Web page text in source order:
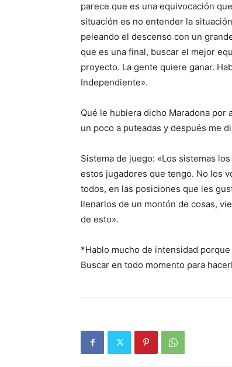
parece que es una equivocación
situación es no entender la
peleando el descenso con un
que es una final, buscar el mejor
proyecto. La gente quiere ganar.
Independiente».
Qué le hubiera dicho Maradona por
un poco a puteadas y después me
Sistema de juego: «Los sistemas
estos jugadores que tengo. No los
todos, en las posiciones que les
llenarlos de un montón de cosas,
de esto».
*Hablo mucho de intensidad
Buscar en todo momento para